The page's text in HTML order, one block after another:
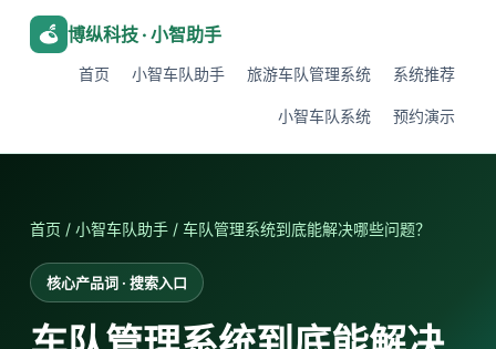
博纵科技 · 小智助手
首页 小智车队助手 旅游车队管理系统 系统推荐
小智车队系统 预约演示
首页 / 小智车队助手/ 车队管理系统到底能解决哪些问题？
核心产品词 · 搜索入口